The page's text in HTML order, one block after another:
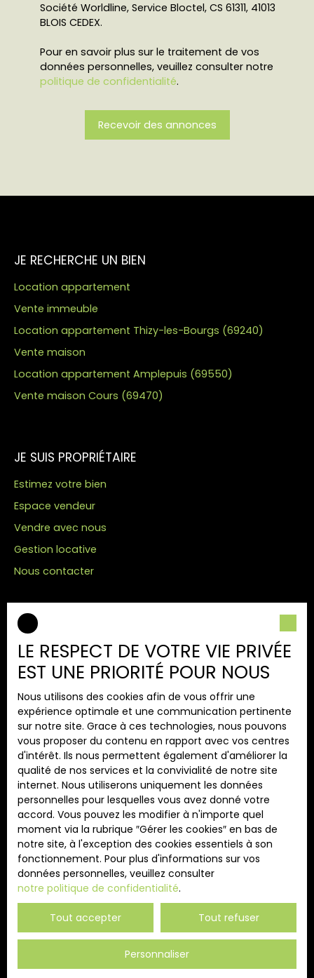
Société Worldline, Service Bloctel, CS 61311, 41013
BLOIS CEDEX.
Pour en savoir plus sur le traitement de vos
données personnelles, veuillez consulter notre
politique de confidentialité.
Recevoir des annonces
JE RECHERCHE UN BIEN
Location appartement
Vente immeuble
Location appartement Thizy-les-Bourgs (69240)
Vente maison
Location appartement Amplepuis (69550)
Vente maison Cours (69470)
JE SUIS PROPRIÉTAIRE
Estimez votre bien
Espace vendeur
Vendre avec nous
Gestion locative
Nous contacter
INFORMATIONS
Nos honoraires
Mentions légales
Politique de confidentialité
Plan du site
Gérer les cookies
Propulsé par
+33 4 74 89 72 12
261 Rue Georges Clemenceau
69470 Cours
LE RESPECT DE VOTRE VIE PRIVÉE
EST UNE PRIORITÉ POUR NOUS
Nous utilisons des cookies afin de vous offrir une
expérience optimale et une communication pertinente
sur notre site. Grace à ces technologies, nous pouvons
vous proposer du contenu en rapport avec vos centres
d'intérêt. Ils nous permettent également d'améliorer la
qualité de nos services et la convivialité de notre site
internet. Nous utiliserons uniquement les données
personnelles pour lesquelles vous avez donné votre
accord. Vous pouvez les modifier à n'importe quel
moment via la rubrique ″Gérer les cookies″ en bas de
notre site, à l'exception des cookies essentiels à son
fonctionnement. Pour plus d'informations sur vos
données personnelles, veuillez consulter
notre politique de confidentialité.
Tout accepter Tout refuser
Personnaliser